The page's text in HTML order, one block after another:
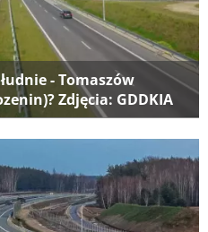
- Tomaszów
Zdjęcia: GDDKIA